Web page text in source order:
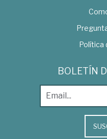
Política
BOLETÍN